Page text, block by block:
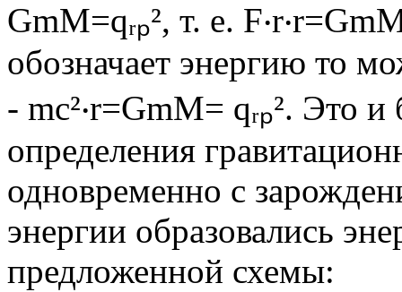
GmM=qᵣₚ², т. е.
обозначает энергию то
- mc²‧r=GmM= qᵣₚ². Это
определения
одновременно с
энергии образовались
предложенной схемы: